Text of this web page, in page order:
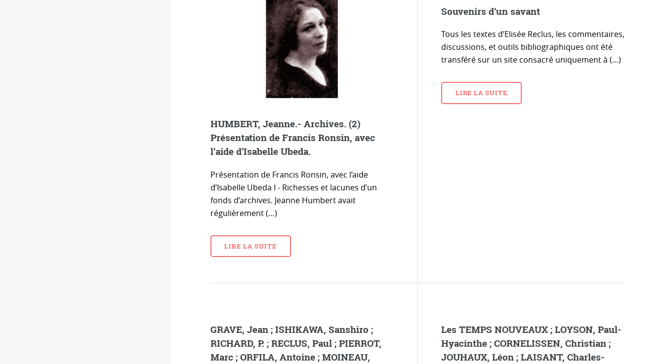
HUMBERT, Jeanne.- Archives. (2)
Présentation de Francis Ronsin, avec
l’aide d’Isabelle Ubeda.
Présentation de Francis Ronsin, avec l’aide
d’Isabelle Ubeda I - Richesses et lacunes d’un
fonds d’archives. Jeanne Humbert avait
régulièrement (…)
LIRE LA SUITE
Souvenirs d’un savant
Tous les textes d’Elisée Reclus, les commentaires,
discussions, et outils bibliographiques ont été
transféré sur un site consacré uniquement à (…)
LIRE LA SUITE
GRAVE, Jean ; ISHIKAWA, Sanshiro ;
RICHARD, P. ; RECLUS, Paul ; PIERROT,
Marc ; ORFILA, Antoine ; MOINEAU,
Les TEMPS NOUVEAUX ; LOYSON, Paul-
Hyacinthe ; CORNELISSEN, Christian ;
JOUHAUX, Léon ; LAISANT, Charles-